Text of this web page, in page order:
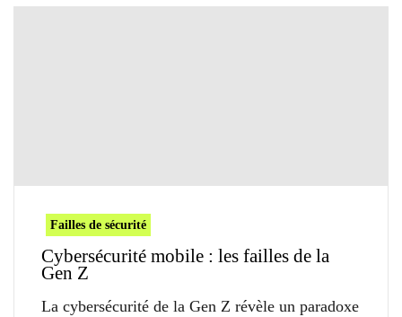
Failles de sécurité
Cybersécurité mobile : les failles de la
Gen Z
La cybersécurité de la Gen Z révèle un paradoxe